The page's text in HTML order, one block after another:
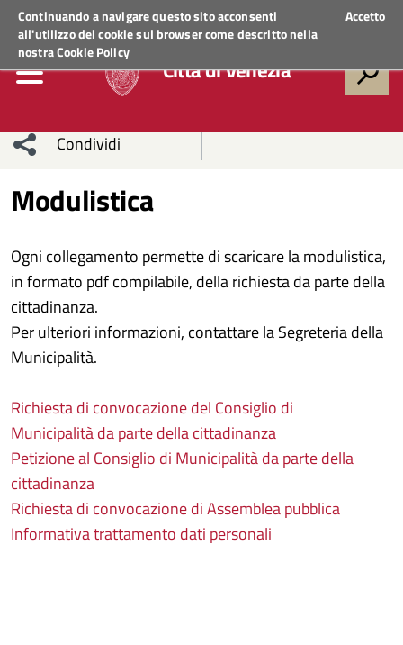
Continuando a navigare questo sito acconsenti
all'utilizzo dei cookie sul browser come descritto nella
nostraCookie Policy
Accetto
Regione VenetoACCEDI AI SERVIZI
Città di Venezia
Condividi
network
Condividi
Facebook
su
Twitter
Condividi
Condividi
Whatsapp
Modulistica
Ogni collegamento permette di scaricare la modulistica,
in formato pdf compilabile, della richiesta da parte della
cittadinanza.
Per ulteriori informazioni, contattare la Segreteria della
Municipalità.
Richiesta di convocazione del Consiglio di
Municipalità da parte della cittadinanza
Petizione al Consiglio di Municipalità da parte della
cittadinanza
Richiesta di convocazione di Assemblea pubblica
Informativa trattamento dati personali